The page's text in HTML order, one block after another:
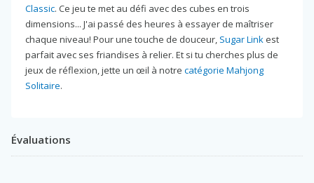
Classic. Ce jeu te met au défi avec des cubes en trois
dimensions... J'ai passé des heures à essayer de maîtriser
chaque niveau! Pour une touche de douceur, Sugar Link est
parfait avec ses friandises à relier. Et si tu cherches plus de
jeux de réflexion, jette un œil à notre catégorie Mahjong
Solitaire.
Évaluations